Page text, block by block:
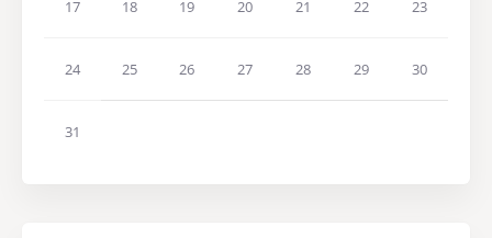
17 18 19 20 21 22 23
24 25 26 27 28 29 30
31